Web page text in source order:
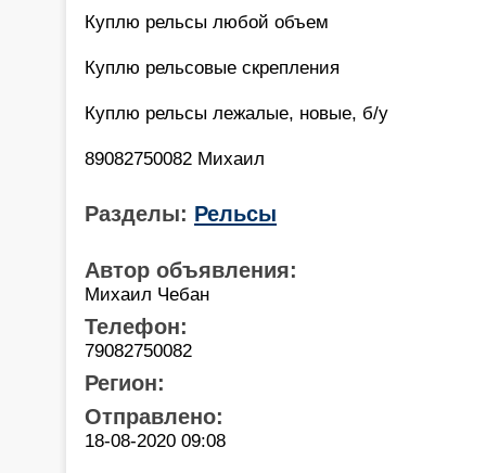
Куплю рельсы любой объем
Куплю рельсовые скрепления
Куплю рельсы лежалые, новые, б/у
89082750082 Михаил
Разделы: Рельсы
Автор объявления:
Михаил Чебан
Телефон:
79082750082
Регион:
Отправлено:
18-08-2020 09:08